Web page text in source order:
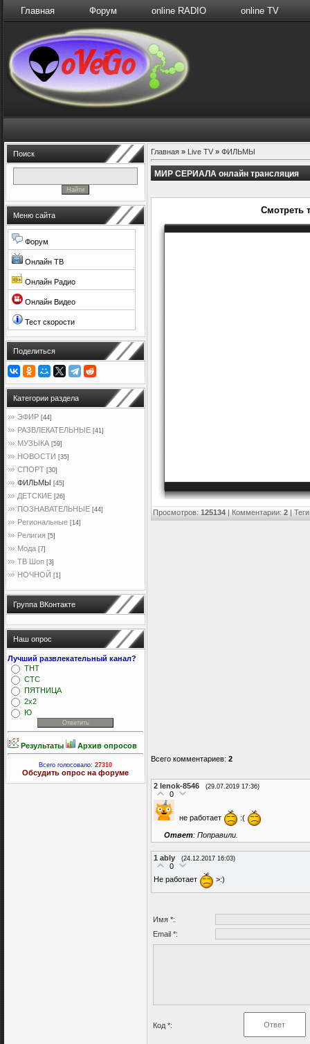
Главная Форум online RADIO online TV
Поиск
Меню сайта
Форум
Онлайн ТВ
Онлайн Радио
Онлайн Видео
Тест скорости
Поделиться
Категории раздела
ЭФИР [44]
РАЗВЛЕКАТЕЛЬНЫЕ [41]
МУЗЫКА [59]
НОВОСТИ [35]
СПОРТ [30]
ФИЛЬМЫ [45]
ДЕТСКИЕ [26]
ПОЗНАВАТЕЛЬНЫЕ [44]
Региональные [14]
Религия [5]
Мода [7]
ТВ Шоп [3]
НОЧНОЙ [1]
Группа ВКонтакте
Наш опрос
Лучший развлекательный канал?
ТНТ
СТС
ПЯТНИЦА
2x2
Ю
Результаты Архив опросов
Всего голосовало: 27310
Обсудить опрос на форуме
Главная » Live TV » ФИЛЬМЫ
МИР СЕРИАЛА онлайн трансляция
Смотреть
Просмотров: 125134| Комментарии: 2 | Теги
Всего комментариев: 2
2 lenok-8546 (29.07.2019 17:36)
0
не работает :(
Ответ: Поправили.
1 ably (24.12.2017 16:03)
0
Не работает
>:)
Имя *:
Email *:
Код *: